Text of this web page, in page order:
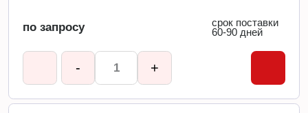
по запросу
срок поставки
60-90 дней
- +